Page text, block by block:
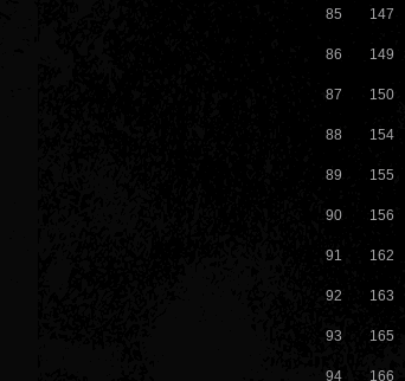
85 147
86 149
87 150
88 154
89 155
90 156
91 162
92 163
93 165
94 166